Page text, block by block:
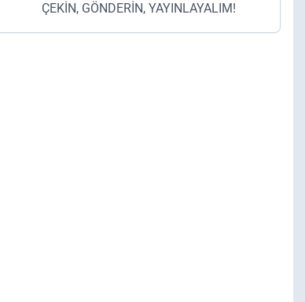
ÇEKİN, GÖNDERİN, YAYINLAYALIM!